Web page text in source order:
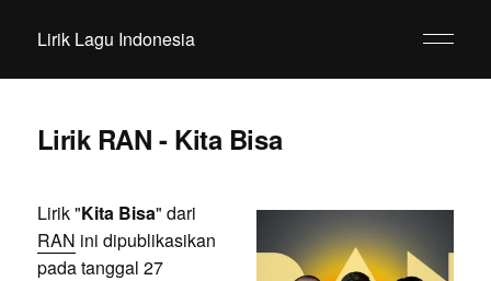
Lirik Lagu Indonesia
Lirik RAN - Kita Bisa
Lirik "Kita Bisa" dari
RAN ini dipublikasikan
pada tanggal 27